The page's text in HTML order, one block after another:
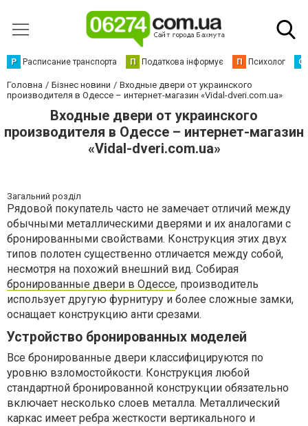
Р Расписание транспорта П Податкова інформує П Психолог С
Головна Бізнес новини
Входные двери от украинского
производителя в Одессе – интернет-магазин «Vidal-dveri.com.ua»
Входные двери от украинского
производителя в Одессе – интернет-магазин
«Vidal-dveri.com.ua»
Загальний розділ
Рядовой покупатель часто не замечает отличий между
обычными металлическими дверями и их аналогами с
бронированными свойствами. Конструкция этих двух
типов полотен существенно отличается между собой,
несмотря на похожий внешний вид. Собирая
бронированные двери в Одессе, производитель
использует другую фурнитуру и более сложные замки,
оснащает конструкцию анти срезами.
Устройство бронированных моделей
Все бронированные двери классифицируются по
уровню взломостойкости. Конструкция любой
стандартной бронированной конструкции обязательно
включает несколько слоев металла. Металлический
каркас имеет ребра жесткости вертикального и